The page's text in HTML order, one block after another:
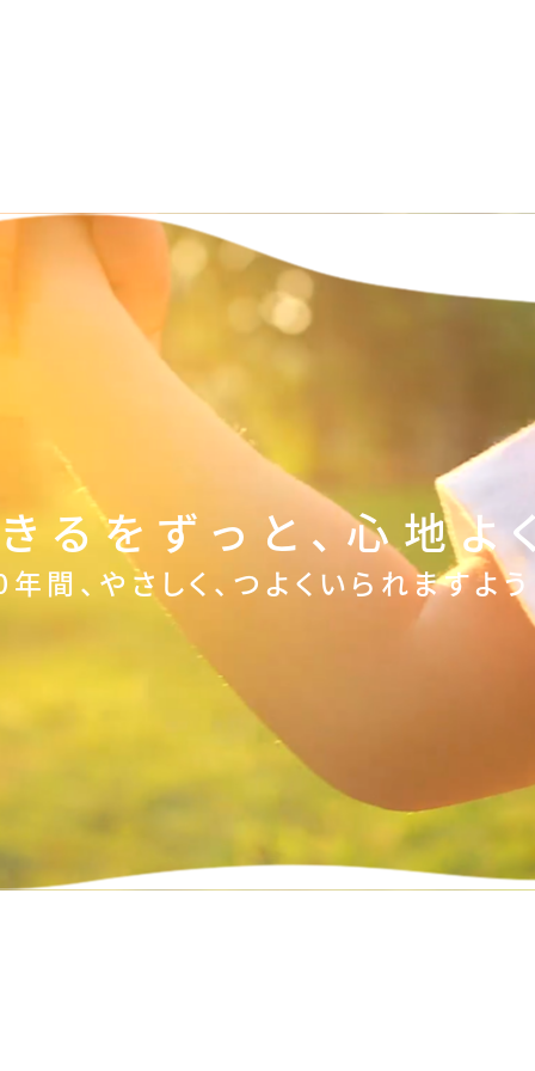
るをずっと、心地よ
間、やさしく、つよくいられますよう